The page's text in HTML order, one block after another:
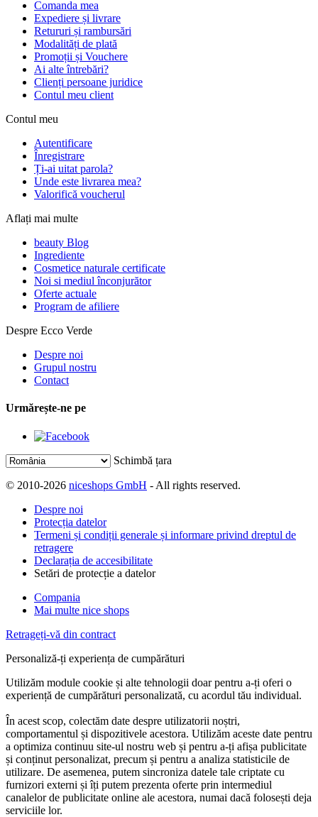
Comanda mea
Expediere și livrare
Retururi și rambursări
Modalități de plată
Promoții și Vouchere
Ai alte întrebări?
Clienți persoane juridice
Contul meu client
Contul meu
Autentificare
Înregistrare
Ți-ai uitat parola?
Unde este livrarea mea?
Valorifică voucherul
Aflați mai multe
beauty Blog
Ingrediente
Cosmetice naturale certificate
Noi si mediul înconjurător
Oferte actuale
Program de afiliere
Despre Ecco Verde
Despre noi
Grupul nostru
Contact
Urmărește-ne pe
Schimbă țara
© 2010-2026 niceshops GmbH - All rights reserved.
Despre noi
Protecția datelor
Termeni și condiții generale și informare privind dreptul de
retragere
Declarația de accesibilitate
Setări de protecție a datelor
Compania
Mai multe nice shops
Retrageți-vă din contract
Personaliză-ți experiența de cumpărături
Utilizăm module cookie și alte tehnologii doar pentru a-ți oferi o
experiență de cumpărături personalizată, cu acordul tău individual.
În acest scop, colectăm date despre utilizatorii noștri,
comportamentul și dispozitivele acestora. Utilizăm aceste date pentru
a optimiza continuu site-ul nostru web și pentru a-ți afișa publicitate
și conținut personalizat, precum și pentru a analiza statisticile de
utilizare. De asemenea, putem sincroniza datele tale criptate cu
furnizori externi și îți putem prezenta oferte prin intermediul
canalelor de publicitate online ale acestora, numai dacă folosești deja
serviciile lor.